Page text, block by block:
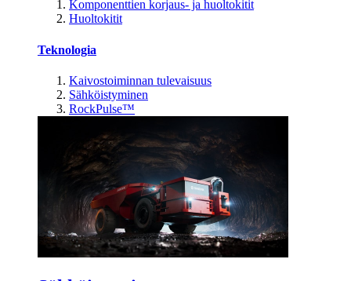
Komponenttien korjaus- ja huoltokitit
Huoltokitit
Teknologia
Kaivostoiminnan tulevaisuus
Sähköistyminen
RockPulse™